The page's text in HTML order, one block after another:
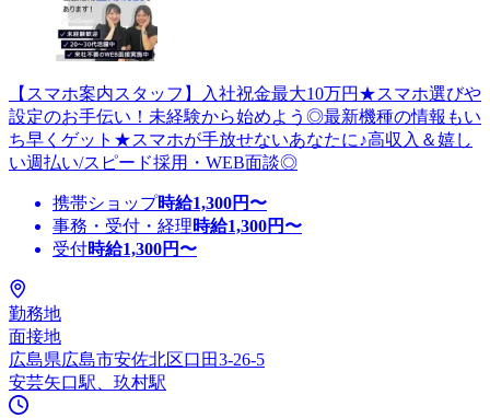
【スマホ案内スタッフ】入社祝金最大10万円★スマホ選びや
設定のお手伝い！未経験から始めよう◎最新機種の情報もい
ち早くゲット★スマホが手放せないあなたに♪高収入＆嬉し
い週払い/スピード採用・WEB面談◎
携帯ショップ時給1,300円〜
事務・受付・経理時給1,300円〜
受付時給1,300円〜
勤務地
面接地
広島県広島市安佐北区口田3-26-5
安芸矢口駅、玖村駅